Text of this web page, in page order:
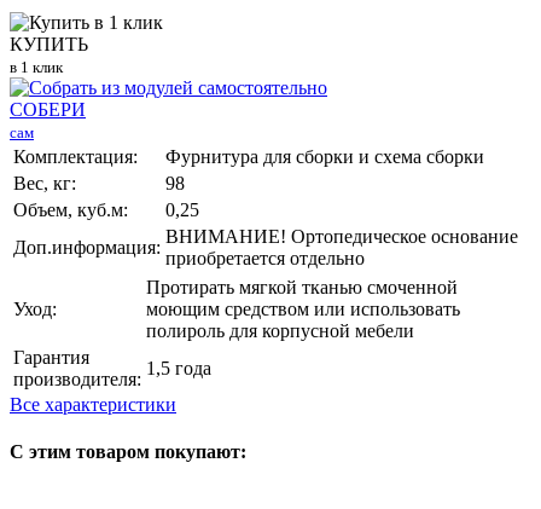
КУПИТЬ
в 1 клик
СОБЕРИ
сам
Комплектация:
Фурнитура для сборки и схема сборки
Вес, кг:
98
Объем, куб.м:
0,25
Доп.информация:
ВНИМАНИЕ! Ортопедическое основание
приобретается отдельно
Уход:
Протирать мягкой тканью смоченной
моющим средством или использовать
полироль для корпусной мебели
Гарантия
производителя:
1,5 года
Все характеристики
С этим товаром покупают: